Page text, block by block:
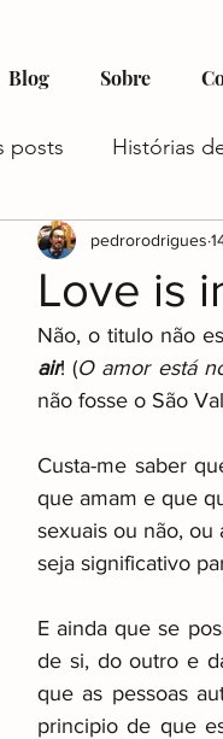
Blog Sobre
posts Histórias
e Interesses no
e Suporte para
do Tempo e
e Reforma no
Love is
pedrorodrigues
Não, o titulo não
air! (O amor está
não fosse o São
Custa-me saber
que amam e que
sexuais ou não, ou
seja significativo
E ainda que se
de si, do outro e
que as pessoas
principio de que